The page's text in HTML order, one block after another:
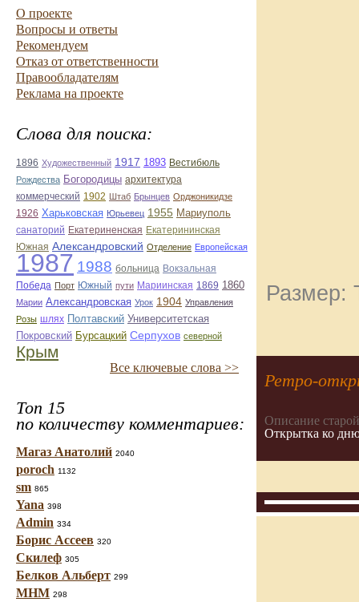
О проекте
Вопросы и ответы
Рекомендуем
Отказ от ответственности
Правообладателям
Реклама на проекте
Слова для поиска:
1896 Художественный 1917 1893 Вестибюль
Рождества Богородицы архитектура
коммерческий 1902 Штаб Брынцев Орджоникидзе
1926 Харьковская Юрьевец 1955 Мариуполь
санаторий Екатериненская Екатерининская
Южная Александровский Отделение Европейская
1987 1988 больница Вокзальная
Победа Порт Южный пути Мариинская 1869 1860
Марии Александровская Урок 1904 Управления
Розы шлях Полтавский Университетская
Покровский Бурсацкий Серпухов северной
Крым
Все ключевые слова >>
Топ 15
по количеству комментариев:
Магаз Анатолий 2040
poroch 1132
sm 865
Yana 398
Admin 334
Борис Ассеев 320
Скилеф 305
Белков Альберт 299
МНМ 298
Размер:
Ретро-
Описание
Открытка ко